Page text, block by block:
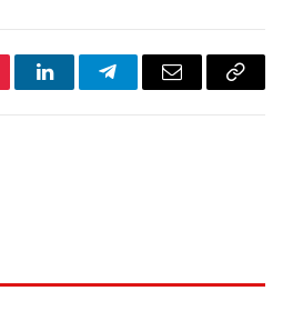
LinkedInTelegramEmail
Copy